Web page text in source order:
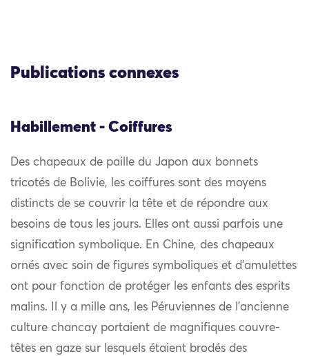
Publications connexes
Habillement - Coiffures
Des chapeaux de paille du Japon aux bonnets
tricotés de Bolivie, les coiffures sont des moyens
distincts de se couvrir la tête et de répondre aux
besoins de tous les jours. Elles ont aussi parfois une
signification symbolique. En Chine, des chapeaux
ornés avec soin de figures symboliques et d’amulettes
ont pour fonction de protéger les enfants des esprits
malins. Il y a mille ans, les Péruviennes de l’ancienne
culture chancay portaient de magnifiques couvre-
têtes en gaze sur lesquels étaient brodés des